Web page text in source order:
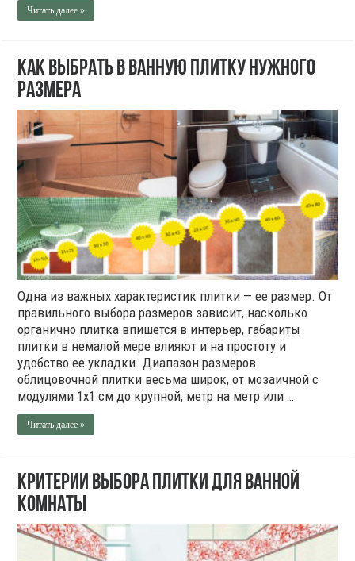
Читать далее »
Как выбрать в ванную плитку нужного
размера
Одна из важных характеристик плитки — ее размер. От
правильного выбора размеров зависит, насколько
органично плитка впишется в интерьер, габариты
плитки в немалой мере влияют и на простоту и
удобство ее укладки. Диапазон размеров
облицовочной плитки весьма широк, от мозаичной с
модулями 1х1 см до крупной, метр на метр или …
Читать далее »
Критерии выбора плитки для ванной
комнаты